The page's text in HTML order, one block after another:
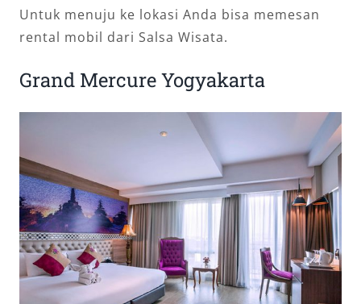
Untuk menuju ke lokasi Anda bisa memesan
rental mobil dari Salsa Wisata.
Grand Mercure Yogyakarta